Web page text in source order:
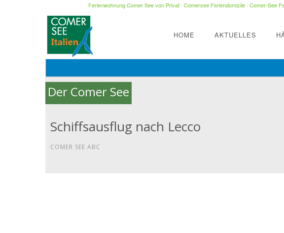
Ferienwohnung Comer See von Privat· Comersee Feriendomizile· Comer-See
HOME AKTUELLES
Der Comer See
Schiffsausflug nach Lecco
COMER SEE ABC